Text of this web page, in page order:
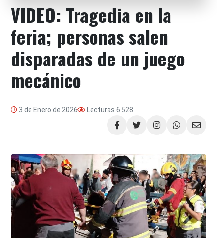
VIDEO: Tragedia en la
feria; personas salen
disparadas de un juego
mecánico
3 de Enero de 2026 Lecturas 6.528
Compartir